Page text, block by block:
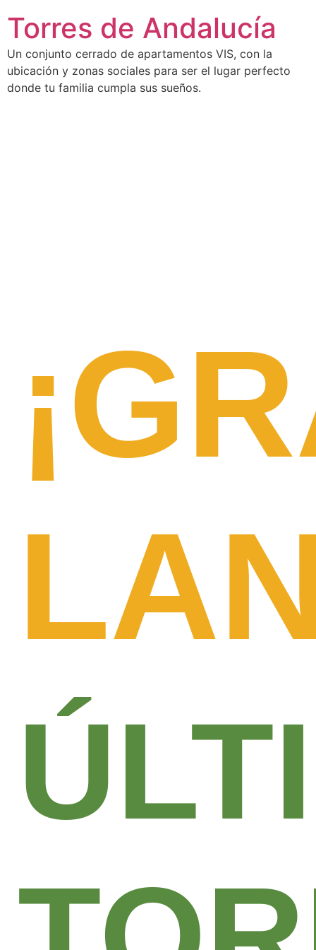
Torres de Andalucía
Un conjunto cerrado de apartamentos VIS, con la
ubicación y zonas sociales para ser el lugar perfecto
donde tu familia cumpla sus sueños.